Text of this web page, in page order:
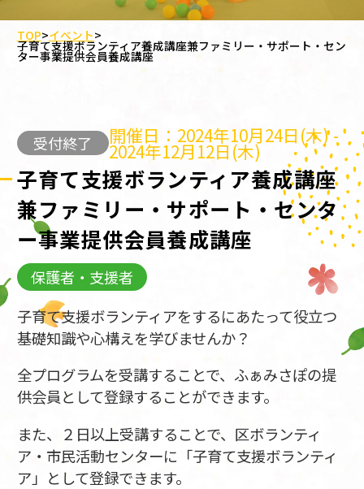
TOP>イベント>
子育て支援ボランティア養成講座兼ファミリー・サポート・セン
ター事業提供会員養成講座
受付終了 開催日：2024年10月24日(木) -
2024年12月12日(木)
子育て支援ボランティア養成講座
兼ファミリー・サポート・センタ
ー事業提供会員養成講座
保護者・支援者
子育て支援ボランティアをするにあたって役立つ
基礎知識や心構えを学びませんか？
全プログラムを受講することで、ふぁみさぽの提
供会員として登録することができます。
また、２日以上受講することで、区ボランティ
ア・市民活動センターに「子育て支援ボランティ
ア」として登録できます。